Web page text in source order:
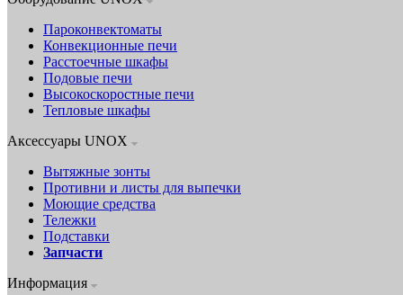
Пароконвектоматы
Конвекционные печи
Расстоечные шкафы
Подовые печи
Высокоскоростные печи
Тепловые шкафы
Аксессуары UNOX
Вытяжные зонты
Противни и листы для выпечки
Моющие средства
Тележки
Подставки
Запчасти
Информация